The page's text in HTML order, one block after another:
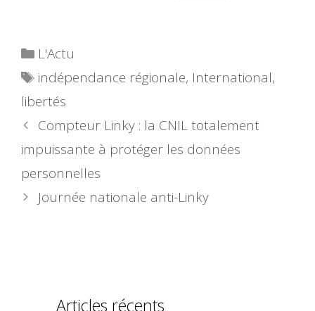
Catégories
L'Actu
Étiquettes
indépendance régionale, International,
libertés
Compteur Linky : la CNIL totalement
impuissante à protéger les données
personnelles
Journée nationale anti-Linky
Articles récents